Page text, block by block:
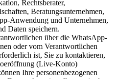
Rechtsberater,
Beratungsunternehmen,
Anwendung und Unternehmen,
Daten speichern.
über die WhatsApp-
oder vom Verantwortlichen
ist, Sie zu kontaktieren,
(Live-Konto)
Ihre personenbezogenen